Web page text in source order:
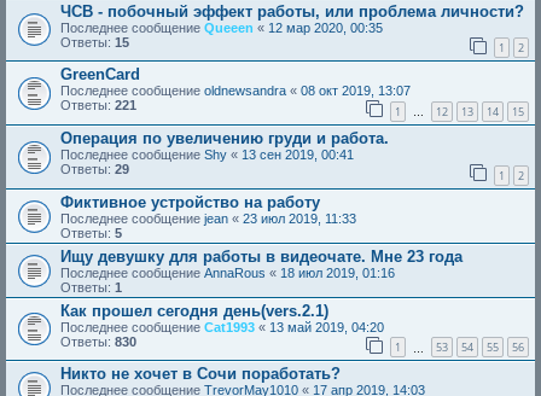
ЧСВ - побочный эффект работы, или проблема личности?
Последнее сообщение Queeen « 12 мар 2020, 00:35
Ответы: 15 1 2
GreenCard
Последнее сообщение oldnewsandra « 08 окт 2019, 13:07
Ответы: 221 1 … 12 13 14 15
Операция по увеличению груди и работа.
Последнее сообщение Shy « 13 сен 2019, 00:41
Ответы: 29 1 2
Фиктивное устройство на работу
Последнее сообщение jean « 23 июл 2019, 11:33
Ответы: 5
Ищу девушку для работы в видеочате. Мне 23 года
Последнее сообщение AnnaRous « 18 июл 2019, 01:16
Ответы: 1
Как прошел сегодня день(vers.2.1)
Последнее сообщение Cat1993 « 13 май 2019, 04:20
Ответы: 830 1 53 54 55 56
Никто не хочет в Сочи поработать?
Последнее сообщение TrevorMay1010 « 17 апр 2019, 14:03